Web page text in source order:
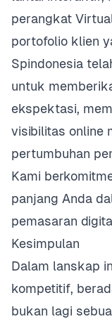
perangkat
portofolio klien
Spindonesia
untuk
ekspektasi,
visibilitas online
pertumbuhan
Kami
panjang Anda
pemasaran
Kesimpulan
Dalam lanskap
kompetitif,
bukan lagi